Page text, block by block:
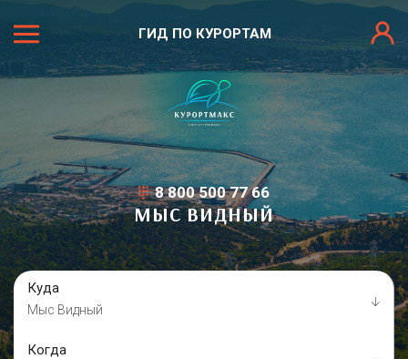
ГИД ПО КУРОРТАМ
8 800 500 77 66
МЫС ВИДНЫЙ
Куда
Мыс Видный
Когда